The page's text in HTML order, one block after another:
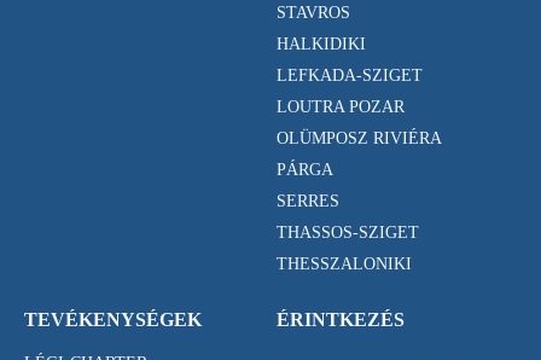
STAVROS
HALKIDIKI
LEFKADA-SZIGET
LOUTRA POZAR
OLÜMPOSZ RIVIÉRA
PÁRGA
SERRES
THASSOS-SZIGET
THESSZALONIKI
TEVÉKENYSÉGEK ÉRINTKEZÉS